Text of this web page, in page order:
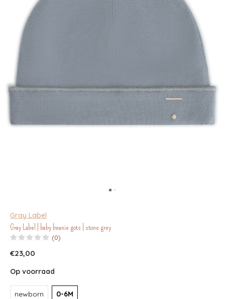
Gray Label
Gray Label | baby beanie gots | stone grey
(0)
€23,00
Op voorraad
newborn 0-6M